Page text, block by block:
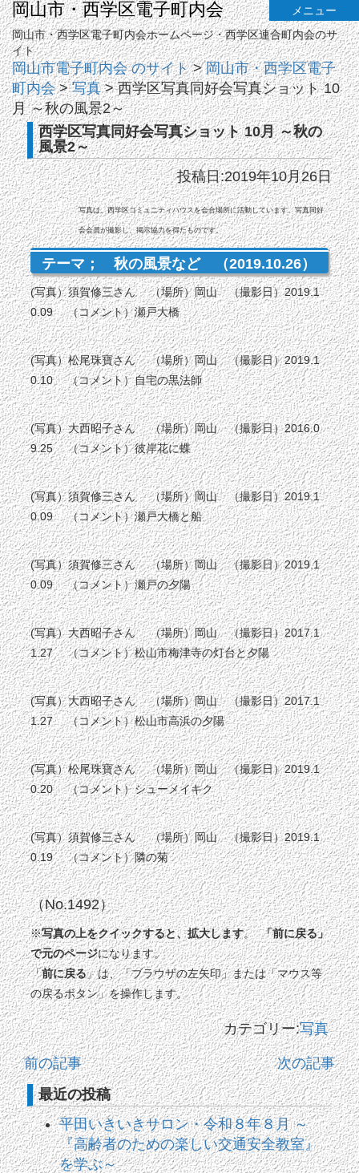
岡山市・西学区電子町内会
メニュー
岡山市・西学区電子町内会ホームページ・西学区連合町内会のサ
イト
岡山市電子町内会 のサイト>岡山市・西学区電子
町内会>写真>西学区写真同好会写真ショット 10
月 ～秋の風景2～
西学区写真同好会写真ショット 10月 ～秋の
風景2～
投稿日:2019年10月26日
写真は、西学区コミュニティハウスを会合場所に活動しています、写真同好
会会員が撮影し、掲示協力を得たものです。
テーマ； 秋の風景など （2019.10.26）
(写真）須賀修三さん （場所）岡山 （撮影日）2019.1
0.09 （コメント）瀬戸大橋
(写真）松尾珠寶さん （場所）岡山 （撮影日）2019.1
0.10 （コメント）自宅の黒法師
(写真）大西昭子さん （場所）岡山 （撮影日）2016.0
9.25 （コメント）彼岸花に蝶
(写真）須賀修三さん （場所）岡山 （撮影日）2019.1
0.09 （コメント）瀬戸大橋と船
(写真）須賀修三さん （場所）岡山 （撮影日）2019.1
0.09 （コメント）瀬戸の夕陽
(写真）大西昭子さん （場所）岡山 （撮影日）2017.1
1.27 （コメント）松山市梅津寺の灯台と夕陽
(写真）大西昭子さん （場所）岡山 （撮影日）2017.1
1.27 （コメント）松山市高浜の夕陽
(写真）松尾珠寶さん （場所）岡山 （撮影日）2019.1
0.20 （コメント）シューメイキク
(写真）須賀修三さん （場所）岡山 （撮影日）2019.1
0.19 （コメント）隣の菊
（No.1492）
※写真の上をクイックすると、拡大します。「前に戻る」
で元のページになります。
「前に戻る」は、「ブラウザの左矢印」または「マウス等
の戻るボタン」を操作します。
カテゴリー:写真
前の記事
次の記事
最近の投稿
平田いきいきサロン・令和８年８月 ～
『高齢者のための楽しい交通安全教室』
を学ぶ～